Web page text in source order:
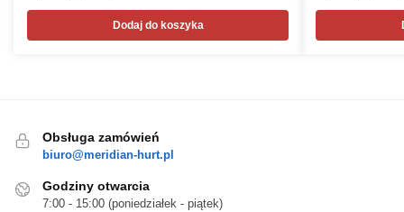
Dodaj do koszyka
Obsługa zamówień
biuro@meridian-hurt.pl
Godziny otwarcia
7:00 - 15:00 (poniedziałek - piątek)